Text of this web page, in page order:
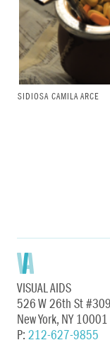
SIDIOSA CAMILA ARCE
VISUAL AIDS
526 W 26th St #309
New York, NY 10001
P: 212-627-9855